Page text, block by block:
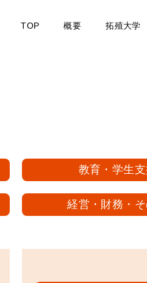
TOP 概要 拓殖大学
教育・学生
経営・財務・